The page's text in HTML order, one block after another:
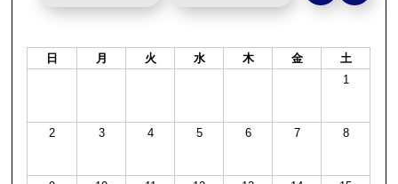
日 月 火 水 木 金
土
1
2 3 4 5 6 7 8